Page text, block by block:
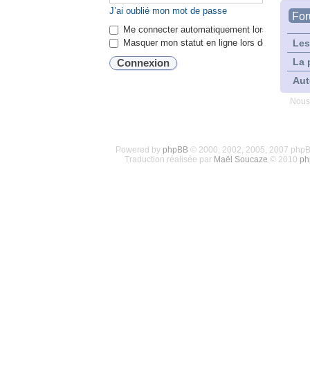
La
J’ai oublié mon mot de passe
Me connecter automatiquement lors de
Masquer mon statut en ligne lors de cette
Powered by phpBB© 2000, 2002, 2005, 2007
Traduction réalisée par Maël Soucaze © 2010